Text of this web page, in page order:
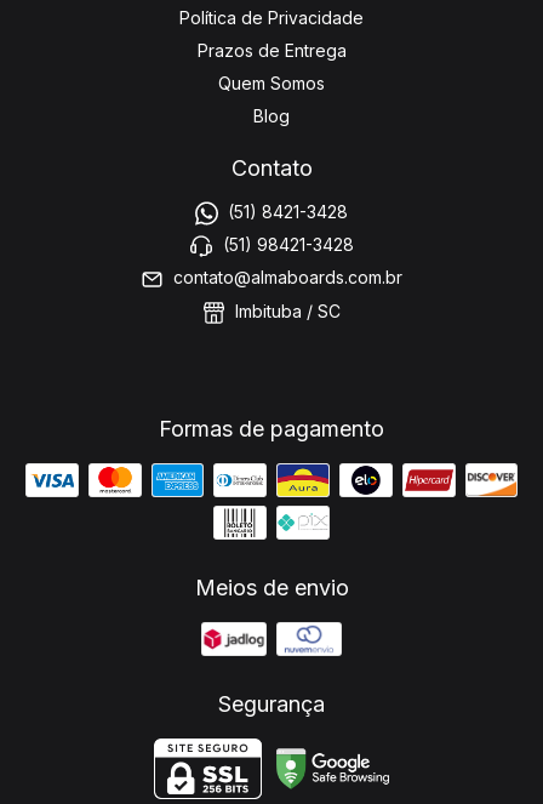
Política de Privacidade
Prazos de Entrega
Quem Somos
Blog
Contato
(51) 8421-3428
(51) 98421-3428
contato@almaboards.com.br
Imbituba / SC
Formas de pagamento
Meios de envio
Segurança